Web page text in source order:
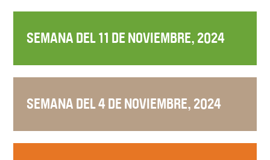
SEMANA DEL 11 DE NOVIEMBRE, 2024
SEMANA DEL 4 DE NOVIEMBRE, 2024